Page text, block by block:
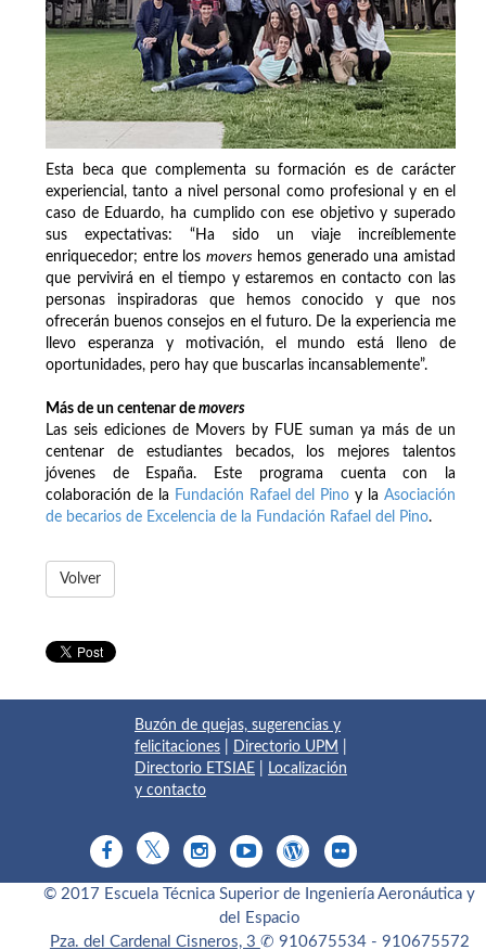
Esta beca que complementa su formación es de carácter
experiencial, tanto a nivel personal como profesional y en el
caso de Eduardo, ha cumplido con ese objetivo y superado
sus expectativas: “Ha sido un viaje increíblemente
enriquecedor; entre los movers hemos generado una amistad
que pervivirá en el tiempo y estaremos en contacto con las
personas inspiradoras que hemos conocido y que nos
ofrecerán buenos consejos en el futuro. De la experiencia me
llevo esperanza y motivación, el mundo está lleno de
oportunidades, pero hay que buscarlas incansablemente”.
Más de un centenar de movers
Las seis ediciones de Movers by FUE suman ya más de un
centenar de estudiantes becados, los mejores talentos
jóvenes de España. Este programa cuenta con la
colaboración de la Fundación Rafael del Pino y laAsociación
de becarios de Excelencia de la Fundación Rafael del Pino.
Volver
Buzón de quejas, sugerencias y
felicitaciones
Directorio UPM
Directorio ETSIAE
Localización
y contacto
© 2017 Escuela Técnica Superior de Ingeniería Aeronáutica y
del Espacio
Pza. del Cardenal Cisneros, 3 ✆ 910675534 - 910675572